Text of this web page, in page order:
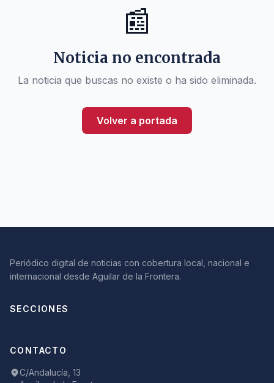
📰
Noticia no encontrada
La noticia que buscas no existe o ha sido eliminada.
Volver a portada
Periódico digital de noticias con cobertura local, nacional e
internacional desde Aguilar de la Frontera.
SECCIONES
CONTACTO
C/Andalucía, 13